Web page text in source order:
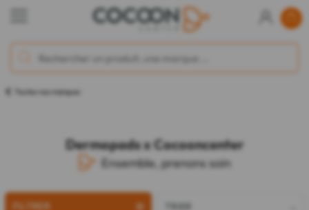
Toutes nos marques
Dermopads x Cocooncenter
Ensemble, prenons soin
FILTRER